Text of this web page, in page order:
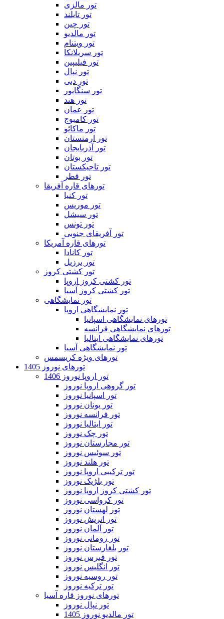
تور مالزی
تور تایلند
تور چین
تور مالدیو
تور ویتنام
تور سریلانکا
تور فیلیپین
تور نپال
تور دبی
تور سنگاپور
تور هند
تور عمان
تور کامبوج
تور ماکائو
تور ارمنستان
تور آذربایجان
تور بوتان
تور تاجیکستان
تور قطر
تورهای قاره آفریقا
تور کنیا
تور موریس
تور سیشل
تور تونس
تور آفریقای جنوبی
تورهای قاره آمریکا
تور کانادا
تور برزیل
تور کشتی کروز
تور کشتی کروز اروپا
تور کشتی کروز آسیا
تور نمایشگاهی
تور نمایشگاهی اروپا
تورهای نمایشگاهی اسپانیا
تورهای نمایشگاهی فرانسه
تورهای نمایشگاهی ایتالیا
تور نمایشگاهی آسیا
تورهای ویژه کریسمس
تورهای نوروز 1405
تور اروپا نوروز 1406
تور گروهی اروپا نوروز
تور اسپانیا نوروز
تور یونان نوروز
تور فرانسه نوروز
تور ایتالیا نوروز
تور چک نوروز
تور مجارستان نوروز
تور سوئیس نوروز
تور هلند نوروز
تور ترکیبی اروپا نوروز
تور بلژیک نوروز
تور کشتی کروز اروپا نوروز
تور کرواسی نوروز
تور لهستان نوروز
تور اتریش نوروز
تور آلمان نوروز
تور رومانی نوروز
تور بلغارستان نوروز
تور قبرس نوروز
تور انگلیس نوروز
تور روسیه نوروز
تور ترکیه نوروز
تورهای نوروز قاره آسیا
تور نپال نوروز
تور مالدیو نوروز 1405